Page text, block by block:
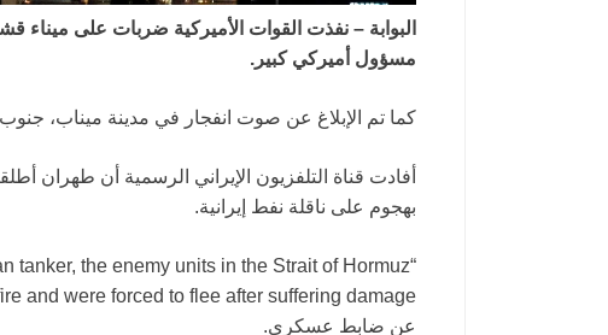
البوابة – نفذت القوات الأميركية ضربات على
مسؤول أميركي كبير.
كما تم الإبلاغ عن صوت انفجار في مدينة ميناب، جنوب
أفادت قناة التلفزيون الإيراني الرسمية أن طهران
بهجوم على ناقلة نفط إيرانية.
tanker, the enemy units in the Strait of Hormuz
عن ضابط عسكري.